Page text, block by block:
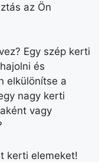
az Ön
Egy szép kerti
és
elkülönítse a
nagy kerti
vagy
kerti elemeket!